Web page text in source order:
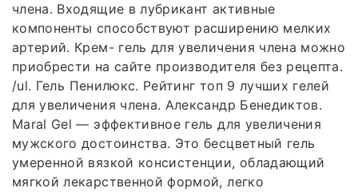
члена. Входящие в лубрикант активные
компоненты способствуют расширению мелких
артерий. Крем- гель для увеличения члена можно
приобрести на сайте производителя без рецепта.
/ul. Гель Пенилюкс. Рейтинг топ 9 лучших гелей
для увеличения члена. Александр Бенедиктов.
Maral Gel — эффективное гель для увеличения
мужского достоинства. Это бесцветный гель
умеренной вязкой консистенции, обладающий
мягкой лекарственной формой, легко